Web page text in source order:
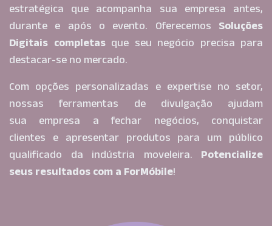
estratégica que acompanha sua empresa antes,
durante e após o evento. Oferecemos Soluções
Digitais completasque seu negócio precisa para
destacar-se no mercado.
Com opções personalizadas e expertise no setor,
nossas ferramentas de divulgação ajudam
sua empresa a fechar negócios, conquistar
clientes e apresentar produtos para um público
qualificado da indústria moveleira. Potencialize
seus resultados com a ForMóbile!